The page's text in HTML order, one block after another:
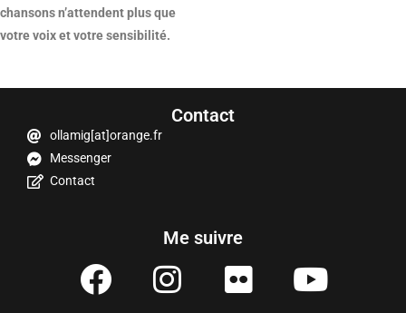
chansons n’attendent plus que
votre voix et votre sensibilité.
Contact
ollamig[at]orange.fr
Messenger
Contact
Me suivre